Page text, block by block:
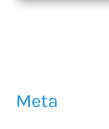
Meta